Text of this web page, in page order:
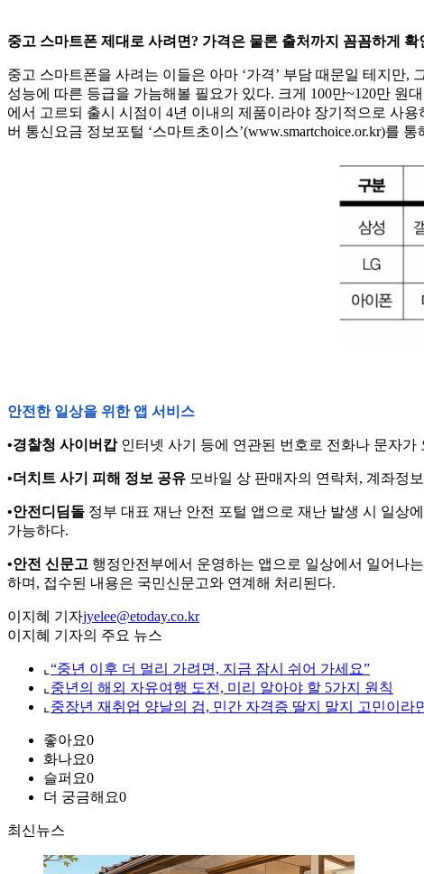
중고 스마트폰 제대로 사려면? 가격은 물론 출처까지 꼼꼼하게 확
중고 스마트폰을 사려는 이들은 아마 ‘가격’ 부담 때문일 테지만
성능에 따른 등급을 가늠해볼 필요가 있다. 크게 100만~120만 원
에서 고르되 출시 시점이 4년 이내의 제품이라야 장기적으로 사
버 통신요금 정보포털 ‘스마트초이스’(www.smartchoice.or.kr)
안전한 일상을 위한 앱 서비스
•경찰청 사이버캅인터넷 사기 등에 연관된 번호로 전화나 문자가
•더치트 사기 피해 정보 공유 모바일 상 판매자의 연락처, 계좌정
•안전디딤돌 정부 대표 재난 안전 포털 앱으로 재난 발생 시 일상
가능하다.
•안전 신문고 행정안전부에서 운영하는 앱으로 일상에서 일어나
하며, 접수된 내용은 국민신문고와 연계해 처리된다.
이지혜 기자jyelee@etoday.co.kr
이지혜 기자의 주요 뉴스
⌞ “중년 이후 더 멀리 가려면, 지금 잠시 쉬어 가세요”
⌞ 중년의 해외 자유여행 도전, 미리 알아야 할 5가지 원칙
⌞ 중장년 재취업 양날의 검, 민간 자격증 딸지 말지 고민이라
좋아요0
화나요0
슬퍼요0
더 궁금해요0
최신뉴스